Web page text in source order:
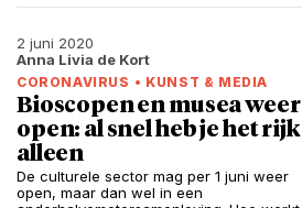
2 juni 2020
Anna Livia de Kort
CORONAVIRUS • KUNST & MEDIA
Bioscopen en musea weer
open: al snel heb je het rijk
alleen
De culturele sector mag per 1 juni weer
open, maar dan wel in een